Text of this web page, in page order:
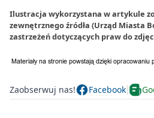
Ilustracja wykorzystana w artykule
zewnętrznego źródła (Urząd Miasta
zastrzeżeń dotyczących praw do
Zaobserwuj nas! Facebook